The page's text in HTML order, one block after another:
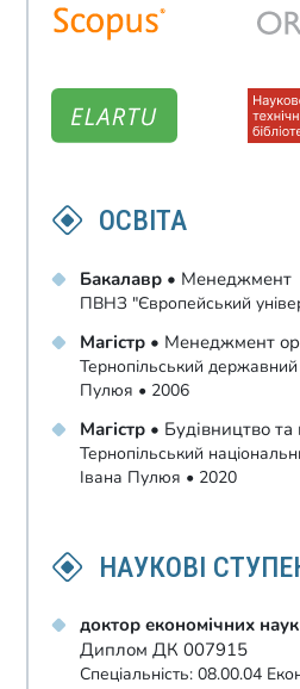
ОСВІТА
Бакалавр • Менеджмент
ПВНЗ "Європейський
Магістр • Менеджмент
Тернопільський державний
Пулюя • 2006
Магістр • Будівництво
Тернопільський
Івана Пулюя • 2020
НАУКОВІ
доктор економічних наук
Диплом ДК 007915
Спеціальність: 08.00.04